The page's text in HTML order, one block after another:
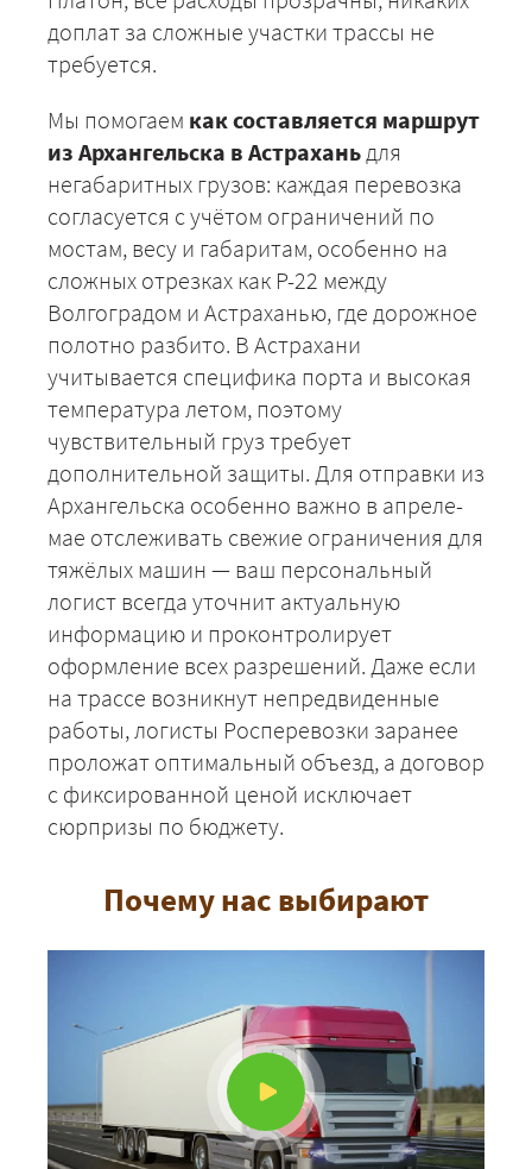
доплат за сложные участки трассы не
требуется.
Мы помогаем как составляется маршрут
из Архангельска в Астрахань для
негабаритных грузов: каждая перевозка
согласуется с учётом ограничений по
мостам, весу и габаритам, особенно на
сложных отрезках как Р-22 между
Волгоградом и Астраханью, где дорожное
полотно разбито. В Астрахани
учитывается специфика порта и высокая
температура летом, поэтому
чувствительный груз требует
дополнительной защиты. Для отправки из
Архангельска особенно важно в апреле-
мае отслеживать свежие ограничения для
тяжёлых машин — ваш персональный
логист всегда уточнит актуальную
информацию и проконтролирует
оформление всех разрешений. Даже если
на трассе возникнут непредвиденные
работы, логисты Росперевозки заранее
проложат оптимальный объезд, а договор
с фиксированной ценой исключает
сюрпризы по бюджету.
Почему нас выбирают
+7 (499) 520-05-23
ЗАКАЗАТЬ